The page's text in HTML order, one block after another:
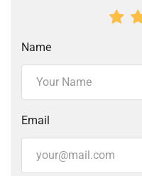
Name
Email